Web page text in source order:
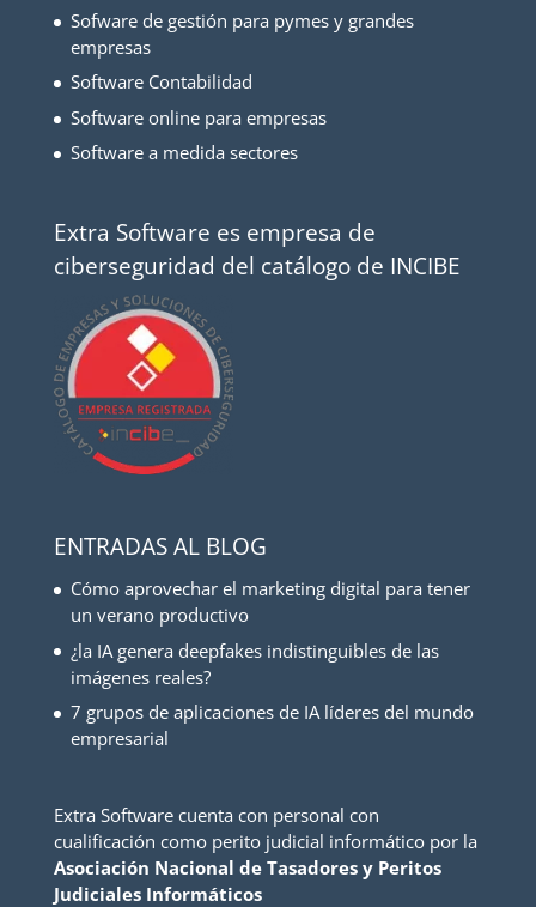
Sofware de gestión para pymes y grandes
empresas
Software Contabilidad
Software online para empresas
Software a medida sectores
Extra Software es empresa de
ciberseguridad del catálogo de INCIBE
ENTRADAS AL BLOG
Cómo aprovechar el marketing digital para tener
un verano productivo
¿la IA genera deepfakes indistinguibles de las
imágenes reales?
7 grupos de aplicaciones de IA líderes del mundo
empresarial
Extra Software cuenta con personal con
cualificación como perito judicial informático por la
Asociación Nacional de Tasadores y Peritos
Judiciales Informáticos